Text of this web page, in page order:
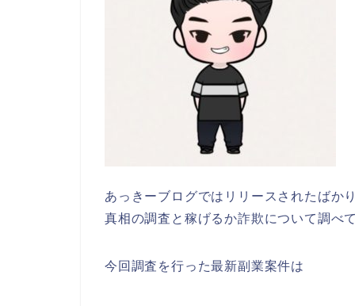
あっきーブログではリリースされたばか
真相の調査と稼げるか詐欺について調べ
今回調査を行った最新副業案件は